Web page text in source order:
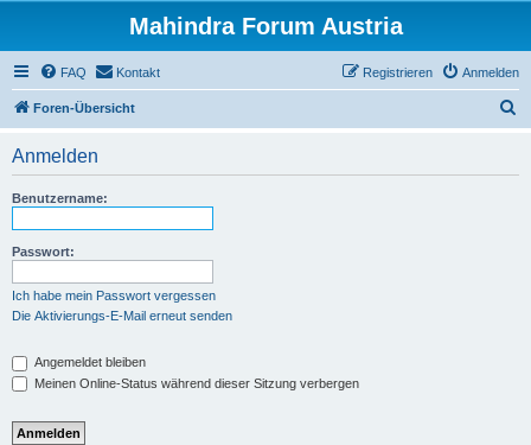
Mahindra Forum Austria
FAQ Kontakt Anmelden
Registrieren
Foren-Übersicht
Anmelden
Benutzername:
Passwort:
Ich habe mein Passwort vergessen
Die Aktivierungs-E-Mail erneut senden
Angemeldet bleiben
Meinen Online-Status während dieser Sitzung verbergen